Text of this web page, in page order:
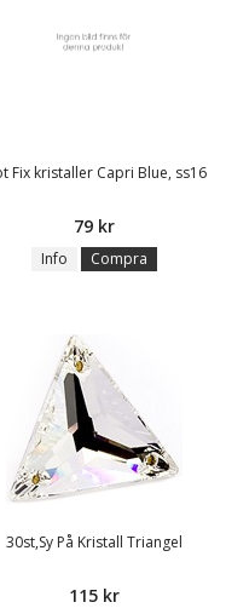
Fix kristaller Capri Blue, ss16
79 kr
Info Compra
30st,Sy På Kristall Triangel
115 kr